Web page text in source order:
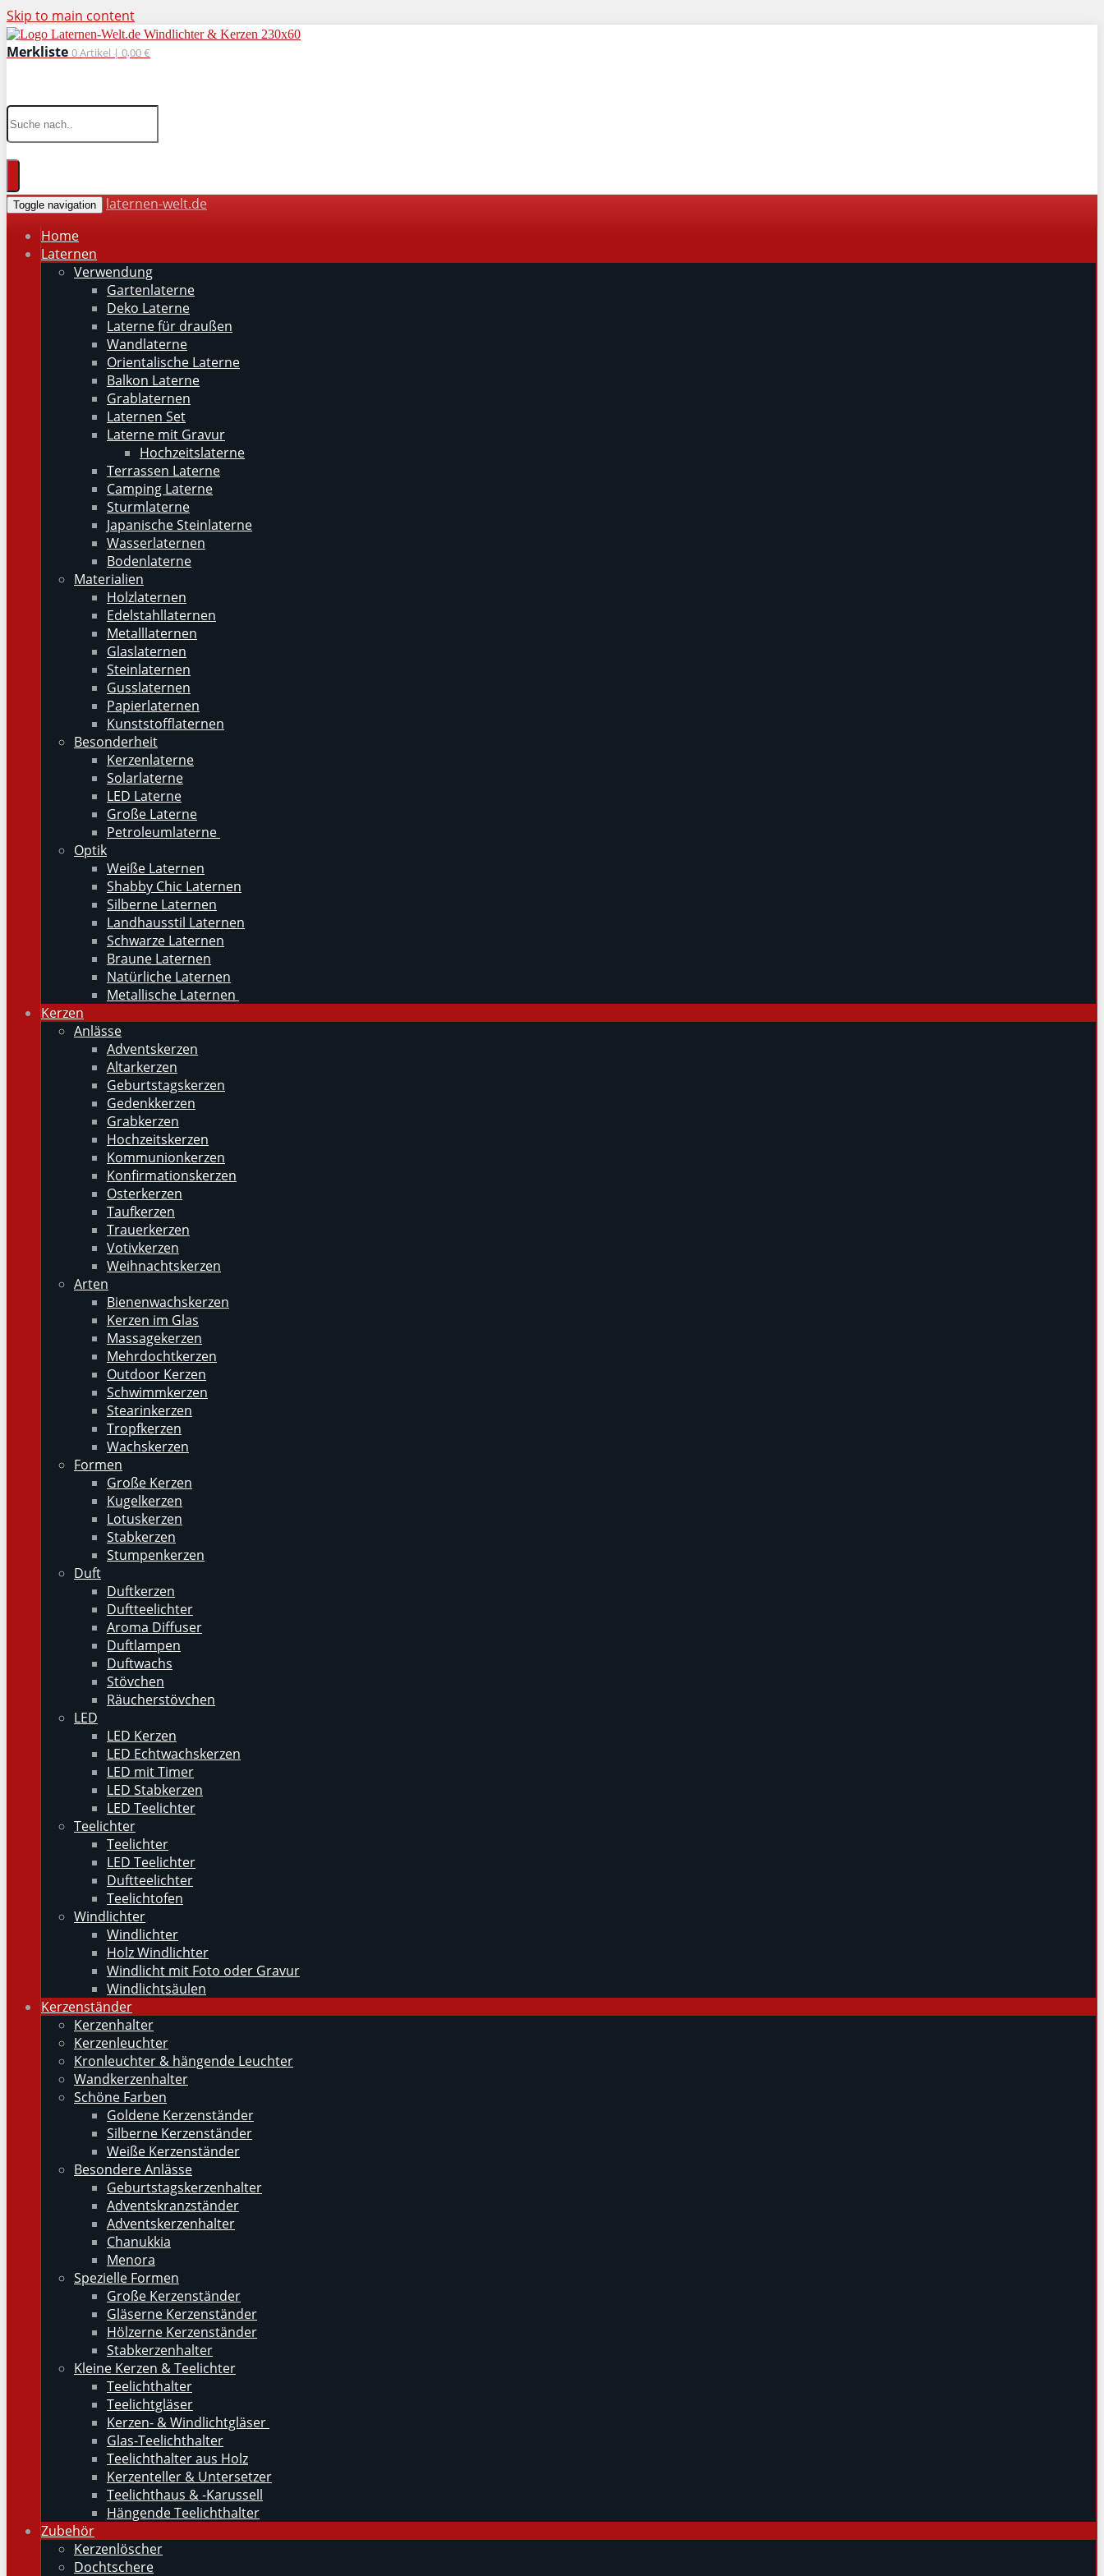
Skip to main content
Merkliste 0Artikel | 0,00 €
Toggle navigation
laternen-welt.de
Home
Laternen
Verwendung
Gartenlaterne
Deko Laterne
Laterne für draußen
Wandlaterne
Orientalische Laterne
Balkon Laterne
Grablaternen
Laternen Set
Laterne mit Gravur
Hochzeitslaterne
Terrassen Laterne
Camping Laterne
Sturmlaterne
Japanische Steinlaterne
Wasserlaternen
Bodenlaterne
Materialien
Holzlaternen
Edelstahllaternen
Metalllaternen
Glaslaternen
Steinlaternen
Gusslaternen
Papierlaternen
Kunststofflaternen
Besonderheit
Kerzenlaterne
Solarlaterne
LED Laterne
Große Laterne
Petroleumlaterne
Optik
Weiße Laternen
Shabby Chic Laternen
Silberne Laternen
Landhausstil Laternen
Schwarze Laternen
Braune Laternen
Natürliche Laternen
Metallische Laternen
Kerzen
Anlässe
Adventskerzen
Altarkerzen
Geburtstagskerzen
Gedenkkerzen
Grabkerzen
Hochzeitskerzen
Kommunionkerzen
Konfirmationskerzen
Osterkerzen
Taufkerzen
Trauerkerzen
Votivkerzen
Weihnachtskerzen
Arten
Bienenwachskerzen
Kerzen im Glas
Massagekerzen
Mehrdochtkerzen
Outdoor Kerzen
Schwimmkerzen
Stearinkerzen
Tropfkerzen
Wachskerzen
Formen
Große Kerzen
Kugelkerzen
Lotuskerzen
Stabkerzen
Stumpenkerzen
Duft
Duftkerzen
Duftteelichter
Aroma Diffuser
Duftlampen
Duftwachs
Stövchen
Räucherstövchen
LED
LED Kerzen
LED Echtwachskerzen
LED mit Timer
LED Stabkerzen
LED Teelichter
Teelichter
Teelichter
LED Teelichter
Duftteelichter
Teelichtofen
Windlichter
Windlichter
Holz Windlichter
Windlicht mit Foto oder Gravur
Windlichtsäulen
Kerzenständer
Kerzenhalter
Kerzenleuchter
Kronleuchter & hängende Leuchter
Wandkerzenhalter
Schöne Farben
Goldene Kerzenständer
Silberne Kerzenständer
Weiße Kerzenständer
Besondere Anlässe
Geburtstagskerzenhalter
Adventskranzständer
Adventskerzenhalter
Chanukkia
Menora
Spezielle Formen
Große Kerzenständer
Gläserne Kerzenständer
Hölzerne Kerzenständer
Stabkerzenhalter
Kleine Kerzen & Teelichter
Teelichthalter
Teelichtgläser
Kerzen- & Windlichtgläser
Glas-Teelichthalter
Teelichthalter aus Holz
Kerzenteller & Untersetzer
Teelichthaus & -Karussell
Hängende Teelichthalter
Zubehör
Kerzenlöscher
Dochtschere